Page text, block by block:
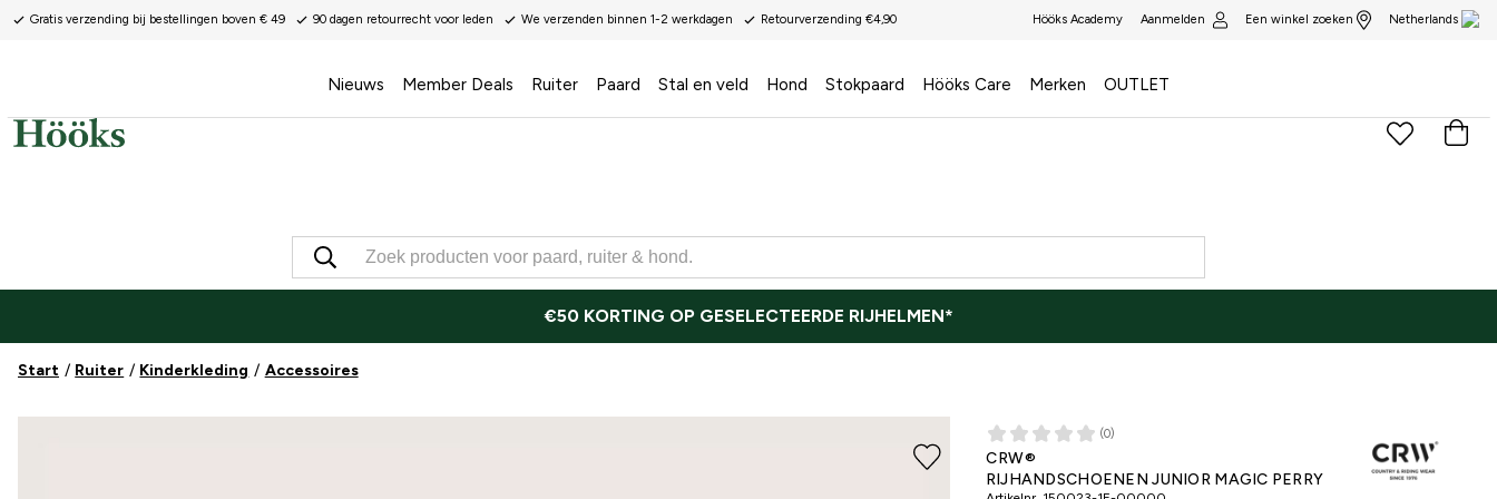
Gratis verzending bij bestellingen boven € 49 90 dagen retourrecht voor leden We verzenden binnen 1-2 werkdagen Retourverzending €4,90 Hööks Academy Aanmelden Een winkel zoeken Netherlands
Nieuws Member Deals Ruiter Paard Stal en veld Hond Stokpaard Hööks Care Merken OUTLET
€50 KORTING OP GESELECTEERDE RIJHELMEN*
Start Ruiter Kinderkleding Accessoires
(0)
CRW®
RIJHANDSCHOENEN JUNIOR MAGIC PERRY